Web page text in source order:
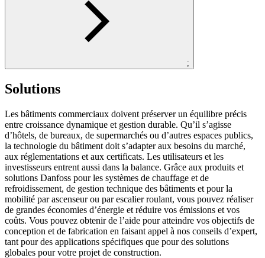
;
Solutions
Les bâtiments commerciaux doivent préserver un équilibre précis
entre croissance dynamique et gestion durable. Qu’il s’agisse
d’hôtels, de bureaux, de supermarchés ou d’autres espaces publics,
la technologie du bâtiment doit s’adapter aux besoins du marché,
aux réglementations et aux certificats. Les utilisateurs et les
investisseurs entrent aussi dans la balance. Grâce aux produits et
solutions Danfoss pour les systèmes de chauffage et de
refroidissement, de gestion technique des bâtiments et pour la
mobilité par ascenseur ou par escalier roulant, vous pouvez réaliser
de grandes économies d’énergie et réduire vos émissions et vos
coûts. Vous pouvez obtenir de l’aide pour atteindre vos objectifs de
conception et de fabrication en faisant appel à nos conseils d’expert,
tant pour des applications spécifiques que pour des solutions
globales pour votre projet de construction.